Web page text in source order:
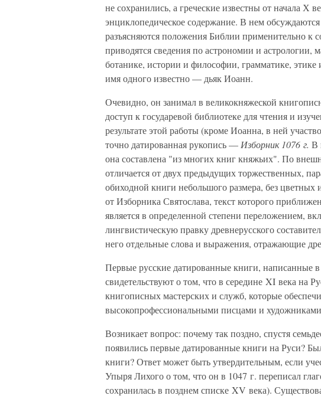
не сохранились, а греческие известны от начала Х
энциклопедическое содержание. В нем
разъясняются положения Библии применительно к
приводятся сведения по астрономии и астрологии,
ботанике, истории и философии, грамматике,
имя одного известно — дьяк Иоанн.
Очевидно, он занимал в великокняжеской
доступ к государевой библиотеке для чтения и
результате этой работы (кроме Иоанна, в ней
точно датированная рукопись — Изборник 1076 г. В
она составлена "из многих книг княжьих". По
отличается от двух предыдущих торжественных,
обиходной книги небольшого размера, без
от Изборника Святослава, текст которого
является в определенной степени переложением,
лингвистическую правку древнерусского
него отдельные слова и выражения, отражающие
Первые русские датированные книги, написанные в
свидетельствуют о том, что в середине XI века на
книгописных мастерских и служб, которые
высокопрофессиональными писцами и
Возникает вопрос: почему так поздно, спустя
появились первые датированные книги на Руси?
книги? Ответ может быть утвердительным, если
Упыря Лихого о том, что он в 1047 г. переписал
сохранилась в позднем списке XV века).